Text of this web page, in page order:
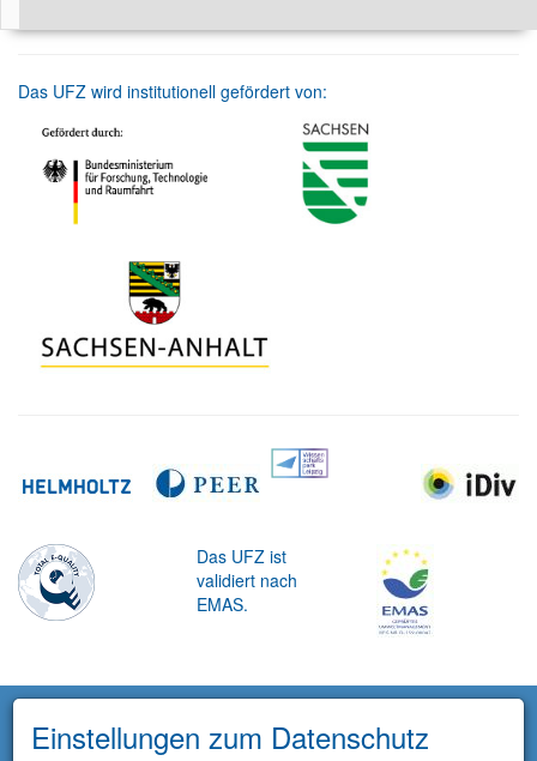
Das UFZ wird institutionell gefördert von:
Das UFZ ist
validiert nach
EMAS.
Einstellungen zum Datenschutz